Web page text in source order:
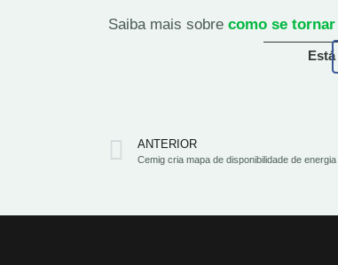
Saiba mais sobre como se
ANTERIOR
Cemig cria mapa de disponibilidade de